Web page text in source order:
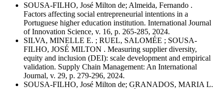
SOUSA-FILHO, José Milton de; Almeida, Fernando .
Factors affecting social entrepreneurial intentions in a
Portuguese higher education institution. International Journal
of Innovation Science, v. 16, p. 265-285, 2024.
SILVA, MINELLE E. ; RUEL, SALOMÉE ; SOUSA-
FILHO, JOSÉ MILTON . Measuring supplier diversity,
equity and inclusion (DEI): scale development and empirical
validation. Supply Chain Management: An International
Journal, v. 29, p. 279-296, 2024.
SOUSA-FILHO, José Milton de; GRANADOS, MARIA L.